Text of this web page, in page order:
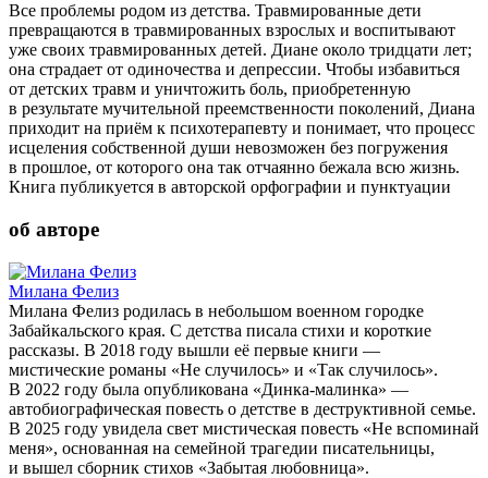
Все проблемы родом из детства. Травмированные дети
превращаются в травмированных взрослых и воспитывают
уже своих травмированных детей. Диане около тридцати лет;
она страдает от одиночества и депрессии. Чтобы избавиться
от детских травм и уничтожить боль, приобретенную
в результате мучительной преемственности поколений, Диана
приходит на приём к психотерапевту и понимает, что процесс
исцеления собственной души невозможен без погружения
в прошлое, от которого она так отчаянно бежала всю жизнь.
Книга публикуется в авторской орфографии и пунктуации
об авторе
Милана Фелиз
Милана Фелиз родилась в небольшом военном городке
Забайкальского края. С детства писала стихи и короткие
рассказы. В 2018 году вышли её первые книги —
мистические романы «Не случилось» и «Так случилось».
В 2022 году была опубликована «Динка-малинка» —
автобиографическая повесть о детстве в деструктивной семье.
В 2025 году увидела свет мистическая повесть «Не вспоминай
меня», основанная на семейной трагедии писательницы,
и вышел сборник стихов «Забытая любовница».